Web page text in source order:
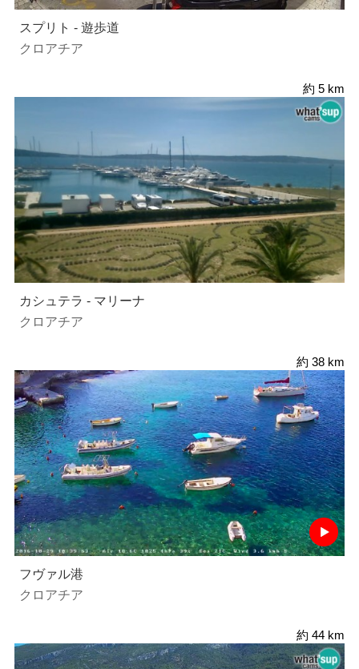
スプリト - 遊歩道
クロアチア
約 5 km
カシュテラ - マリーナ
クロアチア
約 38 km
フヴァル港
クロアチア
約 44 km